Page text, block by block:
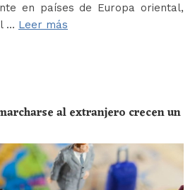
en países de Europa oriental,
… Leer más
al extranjero crecen un